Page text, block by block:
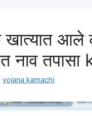
खात्यात
नाव
yojana kamachi